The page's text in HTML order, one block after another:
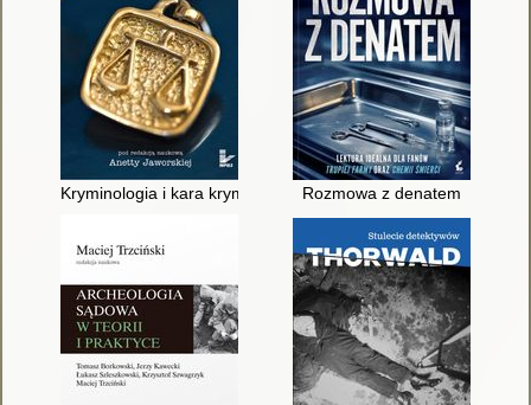
Kryminologia i kara kryminalna : wybrane zagadnienia
Rozmowa z denatem